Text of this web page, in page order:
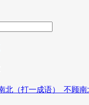
北（打一成语）_不顾